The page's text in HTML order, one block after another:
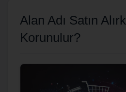
Alan Adı Satın
Korunulur?